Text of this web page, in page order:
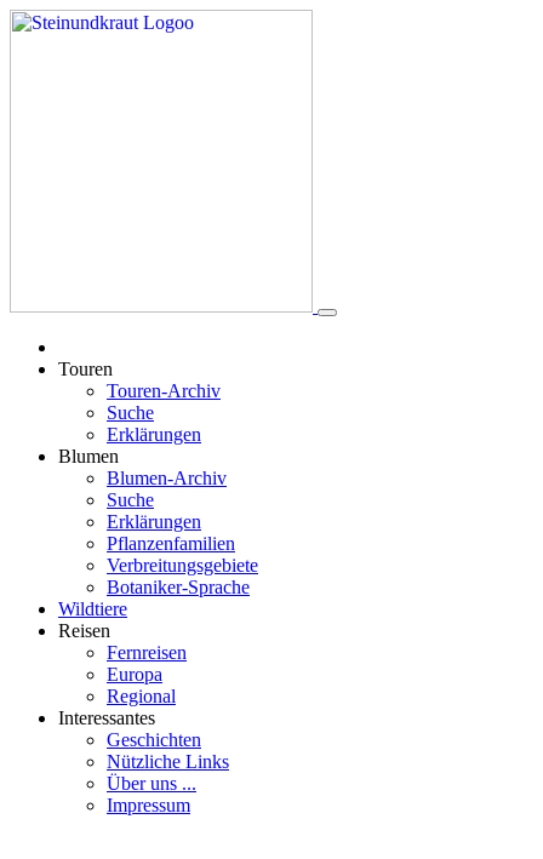
Touren
Touren-Archiv
Suche
Erklärungen
Blumen
Blumen-Archiv
Suche
Erklärungen
Pflanzenfamilien
Verbreitungsgebiete
Botaniker-Sprache
Wildtiere
Reisen
Fernreisen
Europa
Regional
Interessantes
Geschichten
Nützliche Links
Über uns ...
Impressum